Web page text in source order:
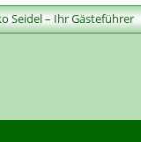
Seidel – Ihr Gästeführer